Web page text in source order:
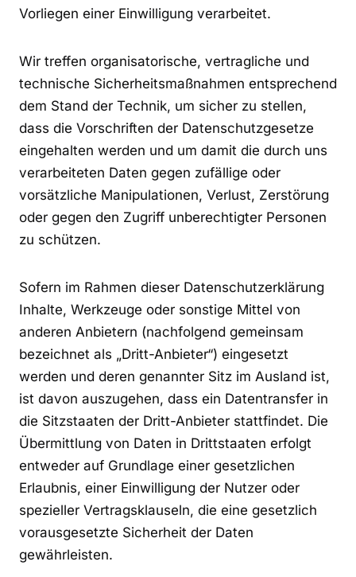
Vorliegen einer Einwilligung verarbeitet.
Wir treffen organisatorische, vertragliche und
technische Sicherheitsmaßnahmen entsprechend
dem Stand der Technik, um sicher zu stellen,
dass die Vorschriften der Datenschutzgesetze
eingehalten werden und um damit die durch uns
verarbeiteten Daten gegen zufällige oder
vorsätzliche Manipulationen, Verlust, Zerstörung
oder gegen den Zugriff unberechtigter Personen
zu schützen.
Sofern im Rahmen dieser Datenschutzerklärung
Inhalte, Werkzeuge oder sonstige Mittel von
anderen Anbietern (nachfolgend gemeinsam
bezeichnet als „Dritt-Anbieter“) eingesetzt
werden und deren genannter Sitz im Ausland ist,
ist davon auszugehen, dass ein Datentransfer in
die Sitzstaaten der Dritt-Anbieter stattfindet. Die
Übermittlung von Daten in Drittstaaten erfolgt
entweder auf Grundlage einer gesetzlichen
Erlaubnis, einer Einwilligung der Nutzer oder
spezieller Vertragsklauseln, die eine gesetzlich
vorausgesetzte Sicherheit der Daten
gewährleisten.